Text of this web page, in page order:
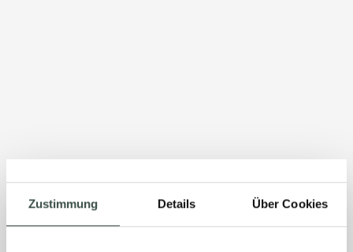
Zustimmung Details Über Cookies